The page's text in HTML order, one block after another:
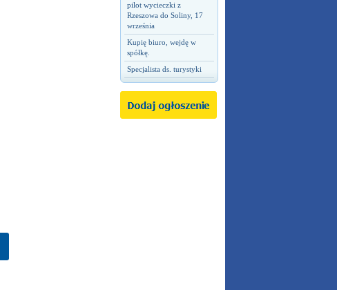
pilot wycieczki z
Rzeszowa do Soliny, 17
września
Kupię biuro, wejdę w
spółkę.
Specjalista ds. turystyki